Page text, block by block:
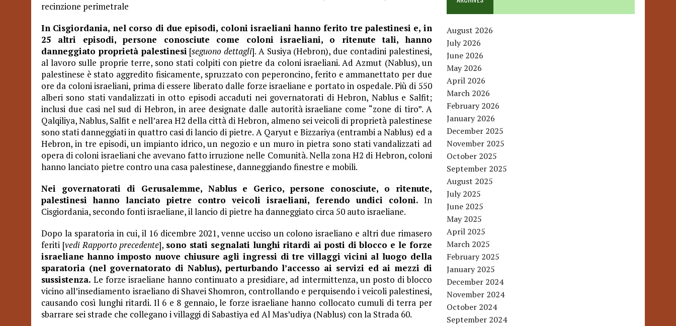
recinzione perimetrale
In Cisgiordania, nel corso di due episodi, coloni israeliani hanno ferito tre palestinesi e, in
25 altri episodi, persone conosciute come coloni israeliani, o ritenute tali, hanno
danneggiato proprietà palestinesi [seguono dettagli]. A Susiya (Hebron), due contadini palestinesi,
al lavoro sulle proprie terre, sono stati colpiti con pietre da coloni israeliani. Ad Azmut (Nablus), un
palestinese è stato aggredito fisicamente, spruzzato con peperoncino, ferito e ammanettato per due
ore da coloni israeliani, prima di essere liberato dalle forze israeliane e portato in ospedale. Più di 550
alberi sono stati vandalizzati in otto episodi accaduti nei governatorati di Hebron, Nablus e Salfit;
inclusi due casi nel sud di Hebron, in aree designate dalle autorità israeliane come “zone di tiro”. A
Qalqiliya, Nablus, Salfit e nell’area H2 della città di Hebron, almeno sei veicoli di proprietà palestinese
sono stati danneggiati in quattro casi di lancio di pietre. A Qaryut e Bizzariya (entrambi a Nablus) ed a
Hebron, in tre episodi, un impianto idrico, un negozio e un muro in pietra sono stati vandalizzati ad
opera di coloni israeliani che avevano fatto irruzione nelle Comunità. Nella zona H2 di Hebron, coloni
hanno lanciato pietre contro una casa palestinese, danneggiando finestre e mobili.
Nei governatorati di Gerusalemme, Nablus e Gerico, persone conosciute, o ritenute,
palestinesi hanno lanciato pietre contro veicoli israeliani, ferendo undici coloni. In
Cisgiordania, secondo fonti israeliane, il lancio di pietre ha danneggiato circa 50 auto israeliane.
Dopo la sparatoria in cui, il 16 dicembre 2021, venne ucciso un colono israeliano e altri due rimasero
feriti [vedi Rapporto precedente], sono stati segnalati lunghi ritardi ai posti di blocco e le forze
israeliane hanno imposto nuove chiusure agli ingressi di tre villaggi vicini al luogo della
sparatoria (nel governatorato di Nablus), perturbando l’accesso ai servizi ed ai mezzi di
sussistenza. Le forze israeliane hanno continuato a presidiare, ad intermittenza, un posto di blocco
vicino all’insediamento israeliano di Shavei Shomron, controllando e perquisendo i veicoli palestinesi,
causando così lunghi ritardi. Il 6 e 8 gennaio, le forze israeliane hanno collocato cumuli di terra per
sbarrare sei strade che collegano i villaggi di Sabastiya ed Al Mas’udiya (Nablus) con la Strada 60.
August 2026
July 2026
June 2026
May 2026
April 2026
March 2026
February 2026
January 2026
December 2025
November 2025
October 2025
September 2025
August 2025
July 2025
June 2025
May 2025
April 2025
March 2025
February 2025
January 2025
December 2024
November 2024
October 2024
September 2024